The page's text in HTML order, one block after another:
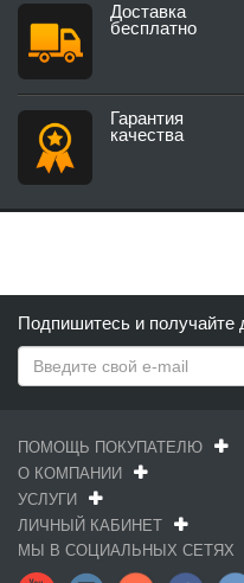
Доставка
бесплатно
Гарантия
качества
Подпишитесь и получайте
ПОМОЩЬ ПОКУПАТЕЛЮ
О КОМПАНИИ
УСЛУГИ
ЛИЧНЫЙ КАБИНЕТ
МЫ В СОЦИАЛЬНЫХ СЕТЯХ